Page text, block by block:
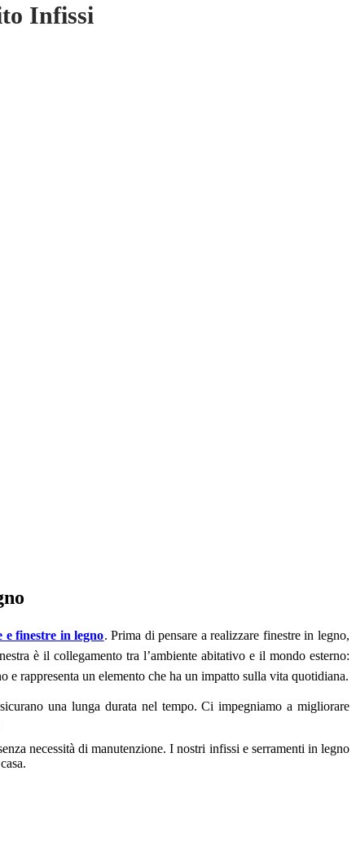
Infissi
e finestre in legno. Prima di pensare a realizzare finestre in legno,
è il collegamento tra l’ambiente abitativo e il mondo esterno:
e rappresenta un elemento che ha un impatto sulla vita quotidiana.
una lunga durata nel tempo. Ci impegniamo a migliorare
necessità di manutenzione. I nostri infissi e serramenti in legno